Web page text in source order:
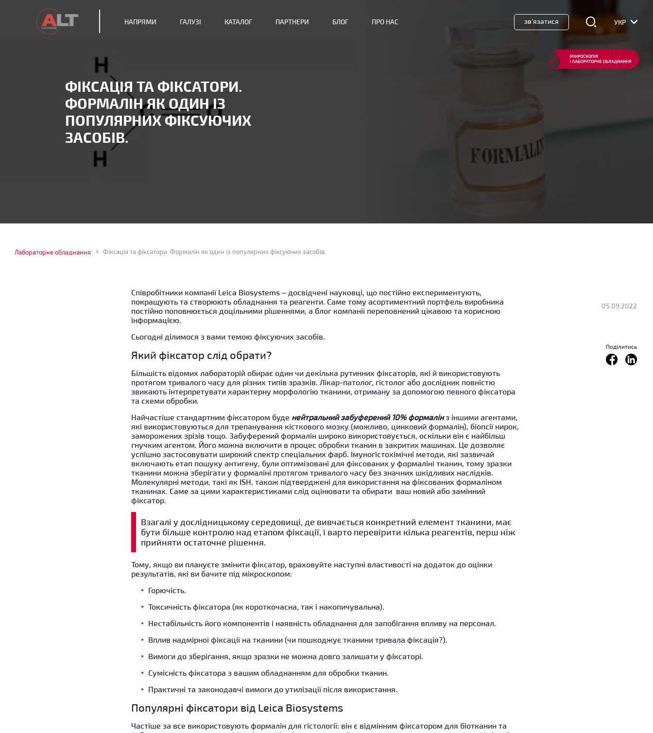
ФІКСАЦІЯ ТА ФІКСАТОРИ.
ФОРМАЛІН ЯК ОДИН ІЗ
ПОПУЛЯРНИХ ФІКСУЮЧИХ
ЗАСОБІВ.
НАПРЯМИ ГАЛУЗІ КАТАЛОГ ПАРТНЕРИ БЛОГ ПРО НАС зв'язатися УКР
Лабораторне обладнання Фіксація та фіксатори. Формалін як один із популярних фіксуючих засобів.
05.09.2022
Поділитись
Співробітники компанії Leica Biosystems – досвідчені науковці, що постійно експериментують,
покращують та створюють обладнання та реагенти. Саме тому асортиментний портфель виробника
постійно поповнюється доцільними рішеннями, а блог компанії переповнений цікавою та корисною
інформацією.
Сьогодні ділимося з вами темою фіксуючих засобів.
Який фіксатор слід обрати?
Більшість відомих лабораторій обирає один чи декілька рутинних фіксаторів, які й використовують
протягом тривалого часу для різних типів зразків. Лікар-патолог, гістолог або дослідник повністю
звикають інтерпретувати характерну морфологію тканини, отриману за допомогою певного фіксатора
та схеми обробки.
Найчастіше стандартним фіксатором буде нейтральний забуферений 10% формалінз іншими агентами,
які використовуються для трепанування кісткового мозку (можливо, цинковий формалін), біопсії нирок,
заморожених зрізів тощо. Забуферений формалін широко використовується, оскільки він є найбільш
гнучким агентом. Його можна включити в процес обробки тканин в закритих машинах. Це дозволяє
успішно застосовувати широкий спектр спеціальних фарб. Імуногістохімічні методи, які зазвичай
включають етап пошуку антигену, були оптимізовані для фіксованих у формаліні тканин, тому зразки
тканини можна зберігати у формаліні протягом тривалого часу без значних шкідливих наслідків.
Молекулярні методи, такі як ISH, також підтверджені для використання на фіксованих формаліном
тканинах. Саме за цими характеристиками слід оцінювати та обирати ваш новий або замінний
фіксатор.
Взагалі у дослідницькому середовищі, де вивчається конкретний елемент тканини, має
бути більше контролю над етапом фіксації, і варто перевірити кілька реагентів, перш ніж
прийняти остаточне рішення.
Тому, якщо ви плануєте змінити фіксатор, враховуйте наступні властивості на додаток до оцінки
результатів, які ви бачите під мікроскопом:
Горючість.
Токсичність фіксатора (як короткочасна, так і накопичувальна).
Нестабільність його компонентів і наявність обладнання для запобігання впливу на персонал.
Вплив надмірної фіксації на тканини (чи пошкоджує тканини тривала фіксація?).
Вимоги до зберігання, якщо зразки не можна довго залишати у фіксаторі.
Сумісність фіксатора з вашим обладнанням для обробки тканин.
Практичні та законодавчі вимоги до утилізації після використання.
Популярні фіксатори від Leica Biosystems
Частіше за все використовують формалін для гістології: він є відмінним фіксатором для біотканин та